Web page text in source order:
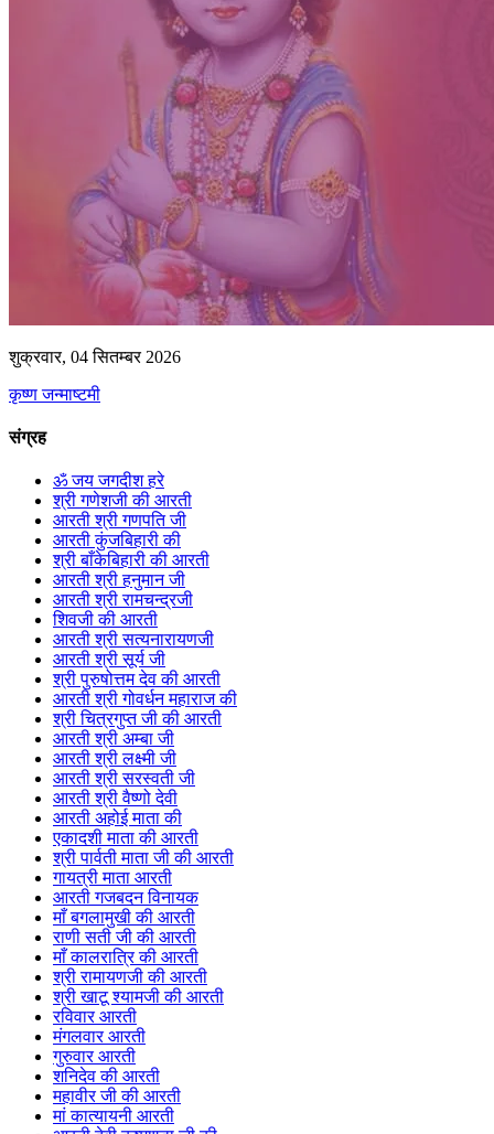
शुक्रवार, 04 सितम्बर 2026
कृष्ण जन्माष्टमी
संग्रह
ॐ जय जगदीश हरे
श्री गणेशजी की आरती
आरती श्री गणपति जी
आरती कुंजबिहारी की
श्री बाँकेबिहारी की आरती
आरती श्री हनुमान जी
आरती श्री रामचन्द्रजी
शिवजी की आरती
आरती श्री सत्यनारायणजी
आरती श्री सूर्य जी
श्री पुरुषोत्तम देव की आरती
आरती श्री गोवर्धन महाराज की
श्री चित्रगुप्त जी की आरती
आरती श्री अम्बा जी
आरती श्री लक्ष्मी जी
आरती श्री सरस्वती जी
आरती श्री वैष्णो देवी
आरती अहोई माता की
एकादशी माता की आरती
श्री पार्वती माता जी की आरती
गायत्री माता आरती
आरती गजबदन विनायक
माँ बगलामुखी की आरती
राणी सती जी की आरती
माँ कालरात्रि की आरती
श्री रामायणजी की आरती
श्री खाटू श्यामजी की आरती
रविवार आरती
मंगलवार आरती
गुरुवार आरती
शनिदेव की आरती
महावीर जी की आरती
मां कात्यायनी आरती